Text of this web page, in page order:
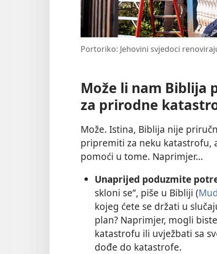
Portoriko: Jehovini svjedoci
Može li nam Biblija
za prirodne
Može. Istina, Biblija nije
pripremiti za neku katastrofu,
pomoći u tome. Naprimjer...
Unaprijed poduzmite
skloni se”, piše u Bibliji (
kojeg ćete se držati u
plan? Naprimjer, mogli
katastrofu ili uvježbati sa
dođe do katastrofe.